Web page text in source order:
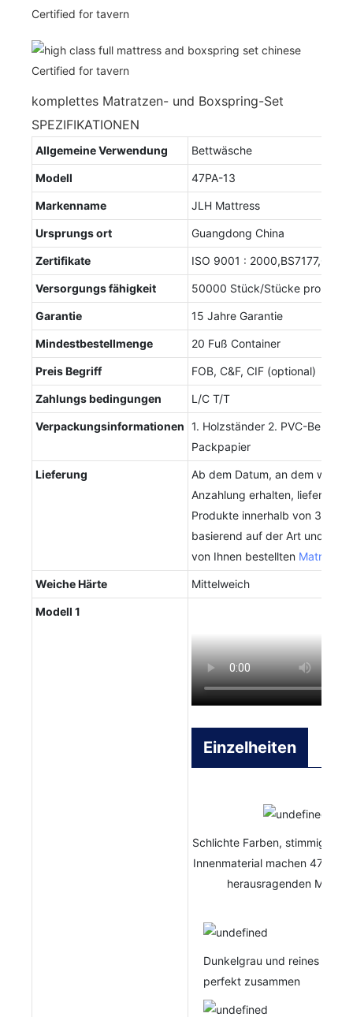
komplettes Matratzen- und Boxspring-Set
SPEZIFIKATIONEN
Allgemeine Verwendung Bettwäsche
Modell 47PA-13
Markenname JLH Mattress
Ursprungs ort Guangdong China
Zertifikate ISO 9001 :
Versorgungs fähigkeit 50000 Stück/Stücke pro
Garantie 15 Jahre Garantie
Mindestbestellmenge 20 Fuß Container
Preis Begriff FOB, C&F, CIF (optional)
Zahlungs bedingungen L/C T/T
Verpackungsinformationen 1. Holzständer 2. PVC-Beutel 3.
Packpapier
Lieferung
Ab dem Datum, an dem wir die
Anzahlung erhalten, liefern wir
Produkte innerhalb von 30
basierend auf der Art und
von Ihnen bestellten Matratzen
Weiche Härte Mittelweich
Modell 1
Einzelheiten
Schlichte Farben, stimmiges
Innenmaterial machen 47PA-
herausragenden
Dunkelgrau und reines Weiß
perfekt zusammen